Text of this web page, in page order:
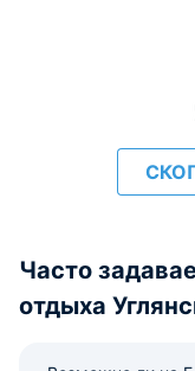
Часто
отдыха